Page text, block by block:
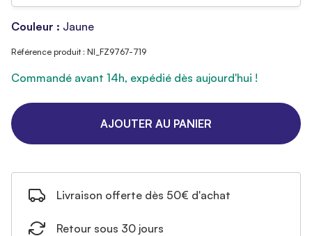
Couleur : Jaune
Référence produit : NI_FZ9767-719
Commandé avant 14h, expédié dès aujourd'hui !
AJOUTER AU PANIER
Livraison offerte dès 50€ d'achat
Retour sous 30 jours